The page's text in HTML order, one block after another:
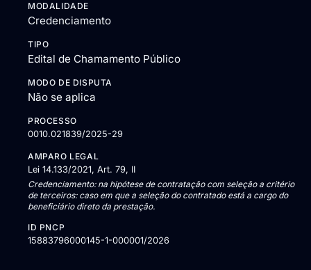
MODALIDADE
Credenciamento
TIPO
Edital de Chamamento Público
MODO DE DISPUTA
Não se aplica
PROCESSO
0010.021839/2025-29
AMPARO LEGAL
Lei 14.133/2021, Art. 79, II
Credenciamento: na hipótese de contratação com seleção a critério
de terceiros: caso em que a seleção do contratado está a cargo do
beneficiário direto da prestação.
ID PNCP
15883796000145-1-000001/2026